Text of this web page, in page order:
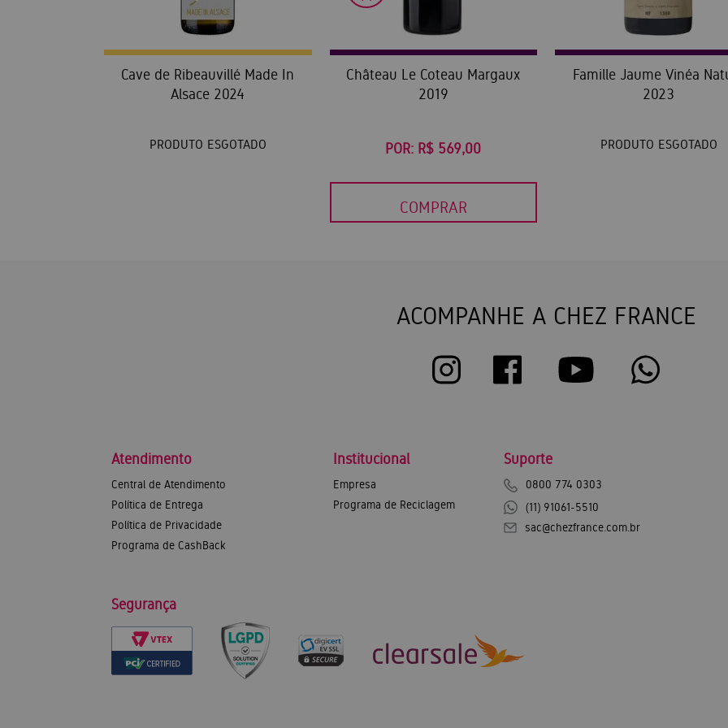
Cave de Ribeauvillé Made In
Alsace 2024
PRODUTO ESGOTADO
Château Le Coteau Margaux
2019
POR: R$ 569,00
COMPRAR
Famille Jaume Vinéa
2023
PRODUTO ESGOTADO
ACOMPANHE A CHEZ FRANCE
Atendimento
Central de Atendimento
Política de Entrega
Política de Privacidade
Programa de CashBack
Institucional
Empresa
Programa de Reciclagem
Suporte
0800 774 0303
(11) 91061-5510
sac@chezfrance.com.br
Segurança